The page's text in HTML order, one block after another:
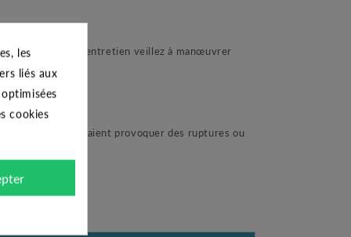
pour un bon entretien veillez à manœuvrer
de clé qui pourraient provoquer des ruptures ou
les
liés aux
cookies